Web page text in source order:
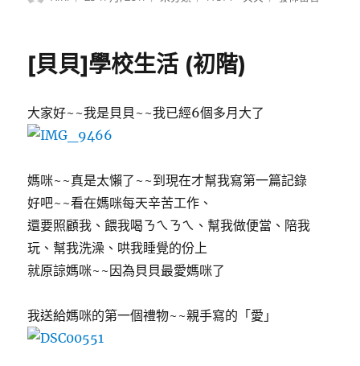
[貝貝]學校生活 (初階)
大家好~~我是貝貝~~我已經6個多月大了
媽咪~~真是太懶了~~到現在才幫我寫第一篇記錄
好吧~~看在媽咪每天辛苦工作、
還要照顧我、餵我喝ㄋㄟㄋㄟ、幫我做便當、陪我
玩、幫我洗澡、哄我睡覺的份上
就原諒媽咪~~因為貝貝最愛媽咪了
我送給媽咪的第一個禮物~~親手寫的「愛」